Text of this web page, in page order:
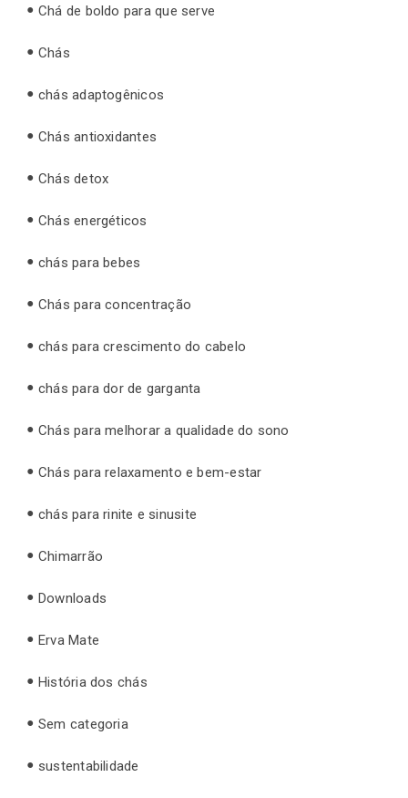
Chá de boldo para que serve
Chás
chás adaptogênicos
Chás antioxidantes
Chás detox
Chás energéticos
chás para bebes
Chás para concentração
chás para crescimento do cabelo
chás para dor de garganta
Chás para melhorar a qualidade do sono
Chás para relaxamento e bem-estar
chás para rinite e sinusite
Chimarrão
Downloads
Erva Mate
História dos chás
Sem categoria
sustentabilidade